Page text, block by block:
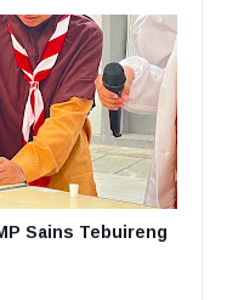
Sains Tebuireng